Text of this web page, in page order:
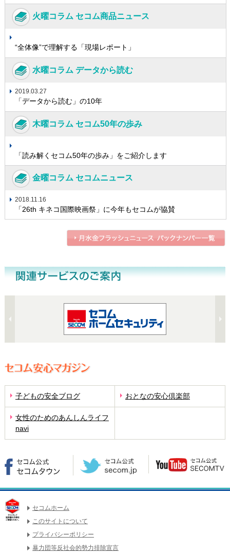
火曜コラム セコム商品ニュース
“全体像”で理解する「現場レポート」
水曜コラム データから読む
2019.03.27
「データから読む」の10年
木曜コラム セコム50年の歩み
「読み解くセコム50年の歩み」をご紹介します
金曜コラム セコムニュース
2018.11.16
「26th キネコ国際映画祭」に今年もセコムが協賛
子どもの安全ブログ おとなの安心倶楽部
女性のためのあんしんライフ
navi
セコムホーム
このサイトについて
プライバシーポリシー
暴力団等反社会的勢力排除宣言